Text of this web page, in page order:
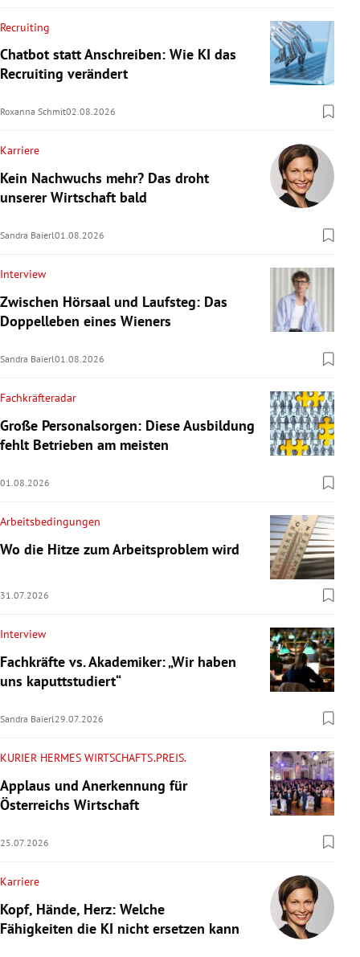
Recruiting
Chatbot statt Anschreiben: Wie KI das
Recruiting verändert
Roxanna Schmit02.08.2026
Karriere
Kein Nachwuchs mehr? Das droht
unserer Wirtschaft bald
Sandra Baierl01.08.2026
Interview
Zwischen Hörsaal und Laufsteg: Das
Doppelleben eines Wieners
Sandra Baierl01.08.2026
Fachkräfteradar
Große Personalsorgen: Diese Ausbildung
fehlt Betrieben am meisten
01.08.2026
Arbeitsbedingungen
Wo die Hitze zum Arbeitsproblem wird
31.07.2026
Interview
Fachkräfte vs. Akademiker: „Wir haben
uns kaputtstudiert“
Sandra Baierl 29.07.2026
KURIER HERMES WIRTSCHAFTS.PREIS.
Applaus und Anerkennung für
Österreichs Wirtschaft
25.07.2026
Karriere
Kopf, Hände, Herz: Welche
Fähigkeiten die KI nicht ersetzen kann